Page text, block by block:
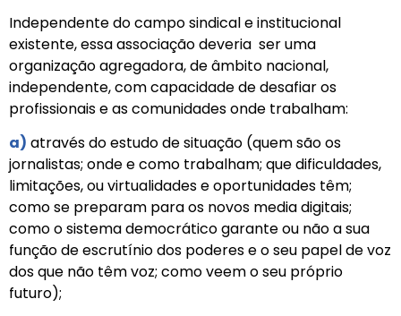
Independente do campo sindical e institucional
existente, essa associação deveria ser uma
organização agregadora, de âmbito nacional,
independente, com capacidade de desafiar os
profissionais e as comunidades onde trabalham:
a) através do estudo de situação (quem são os
jornalistas; onde e como trabalham; que dificuldades,
limitações, ou virtualidades e oportunidades têm;
como se preparam para os novos media digitais;
como o sistema democrático garante ou não a sua
função de escrutínio dos poderes e o seu papel de voz
dos que não têm voz; como veem o seu próprio
futuro);